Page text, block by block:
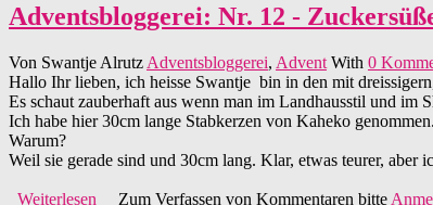
Adventsbloggerei: Nr. 12 -
Von Swantje Alrutz Adventsbloggerei, Advent With 0
Hallo Ihr lieben, ich heisse Swantje bin in den mit
Es schaut zauberhaft aus wenn man im Landhausstil und im
Ich habe hier 30cm lange Stabkerzen von Kaheko genommen.
Warum?
Weil sie gerade sind und 30cm lang. Klar, etwas teurer, aber
Weiterlesen über Adventsbloggerei: Nr. 12 - Zuckersüße
Zum Verfassen von Kommentaren bitte